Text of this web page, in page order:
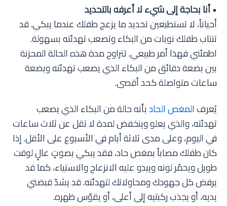
•أنا بحاجة إلى شيء لا أعرفه بالتحديد
أحياناً، لا تستطيعين تحديد ما يزعج طفلك عندما يبكي. قد
تنتاب طفلك نوبات من البكاء وتصعب تهدئته بسهولة.
اطمئني فهذا أمر طبيعي. تتراوح مدة هذه الحالة المحزنة
بين بضعة دقائق من البكاء الذي يصعب تهدئته وبضعة
ساعات متواصلة كحد أقصى.
يُعرفالمغص الحادبأنه حالة من البكاء الذي يصعب
تهدئته، والذي يعلو وينخفض لمدة لا تقل عن ثلاث ساعات
في اليوم، وعلى مدى ثلاثة أيام في الأسبوع على الأقل. إذا
كان طفلك مصاباً بمغص حاد، فقد يبكي بصوتٍ عالٍ لوقت
طويل ويحمّر لونه ويبدو عليه الانزعاج والاستياء، كما قد
يرفض كل جهودك ومحاولاتك لتهدئته. قد يشدّ قبضتي
يديه، أو يجذب ركبتيه إلى أعلى، أو يقوّس ظهره.